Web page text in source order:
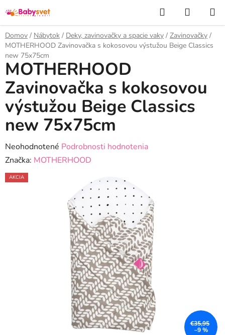
na
obsah
Hľadať
KOŠÍK
Domov / Nábytok / Deky, zavinovačky a spacie vaky / Zavinovačky /
MOTHERHOOD Zavinovačka s kokosovou výstužou Beige Classics
new 75x75cm
MOTHERHOOD
Zavinovačka s kokosovou
výstužou Beige Classics
new 75x75cm
Priemerné
hodnotenie
produktu
Neohodnotené Podrobnosti hodnotenia
Značka: MOTHERHOOD
AKCIA
€35,95
–9 %